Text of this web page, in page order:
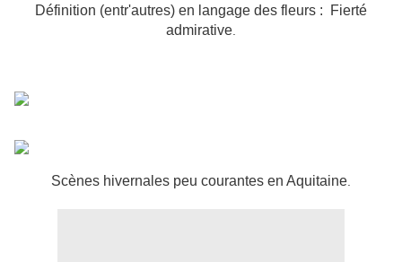
Définition (entr'autres) en langage des fleurs : Fierté
admirative
Scènes hivernales peu courantes en Aquitaine